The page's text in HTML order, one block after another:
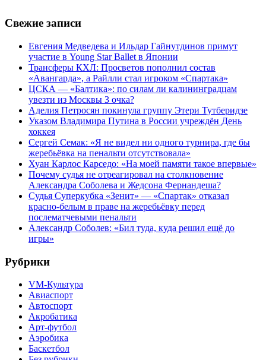
Свежие записи
Евгения Медведева и Ильдар Гайнутдинов примут
участие в Young Star Ballet в Японии
Трансферы КХЛ: Просветов пополнил состав
«Авангарда», а Райлли стал игроком «Спартака»
ЦСКА — «Балтика»: по силам ли калининградцам
увезти из Москвы 3 очка?
Аделия Петросян покинула группу Этери Тутберидзе
Указом Владимира Путина в России учреждён День
хоккея
Сергей Семак: «Я не видел ни одного турнира, где бы
жеребьёвка на пенальти отсутствовала»
Хуан Карлос Карседо: «На моей памяти такое впервые»
Почему судья не отреагировал на столкновение
Александра Соболева и Жедсона Фернандеша?
Судья Суперкубка «Зенит» — «Спартак» отказал
красно-белым в праве на жеребьёвку перед
послематчевыми пенальти
Александр Соболев: «Бил туда, куда решил ещё до
игры»
Рубрики
VM-Культура
Авиаспорт
Автоспорт
Акробатика
Арт-футбол
Аэробика
Баскетбол